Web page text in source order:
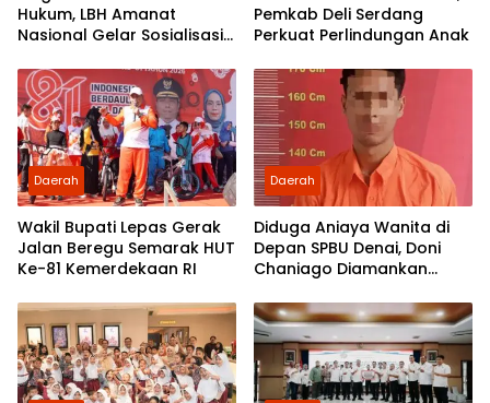
Hukum, LBH Amanat
Nasional Gelar Sosialisasi
Morawa
Pemkab Deli Serdang
Perkuat Perlindungan Anak
Daerah
Wakil Bupati Lepas Gerak
Jalan Beregu Semarak HUT
Ke-81 Kemerdekaan RI
Daerah
Diduga Aniaya Wanita di
Depan SPBU Denai, Doni
Chaniago Diamankan